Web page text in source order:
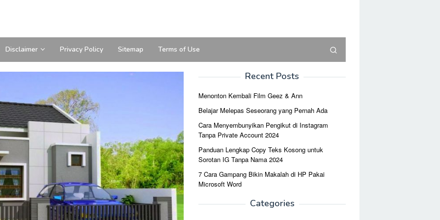
Disclaimer Privacy Policy Sitemap Terms of Use
Recent Posts
Menonton Kembali Film Geez & Ann
Belajar Melepas Seseorang yang Pernah Ada
Cara Menyembunyikan Pengikut di Instagram
Tanpa Private Account 2024
Panduan Lengkap Copy Teks Kosong untuk
Sorotan IG Tanpa Nama 2024
7 Cara Gampang Bikin Makalah di HP Pakai
Microsoft Word
Categories